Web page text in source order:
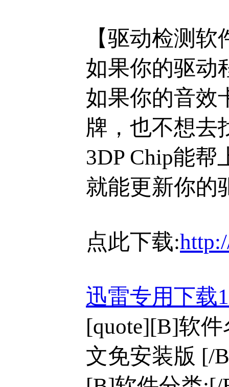
【驱动检测
如果你的驱动
如果你的音效
牌，也不想去
3DP Chip能
就能更新你的
点此下载:
迅雷专用下载
[quote][B]软
文免安装版 [/